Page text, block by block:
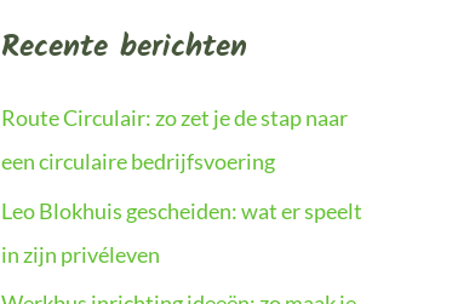
Recente berichten
Route Circulair: zo zet je de stap naar
een circulaire bedrijfsvoering
Leo Blokhuis gescheiden: wat er speelt
in zijn privéleven